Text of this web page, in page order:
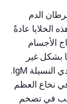
الدم
عادةً
غير
طبيعي وتنتج كميات كبيرة من البروتين أحادي النسيلة IgM.
العظم
في تضخم